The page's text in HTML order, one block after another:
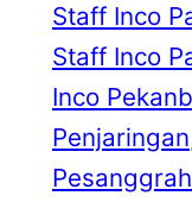
Staff Inco
Staff Inco
Inco
Penjaringan